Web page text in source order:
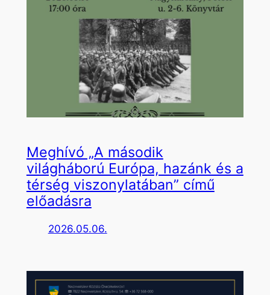
Meghívó „A második
világháború Európa, hazánk és a
térség viszonylatában” című
előadásra
2026.05.06.